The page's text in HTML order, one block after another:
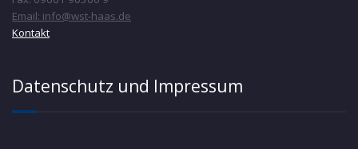
Email: info@wst-haas.de
Kontakt
Datenschutz und Impressum